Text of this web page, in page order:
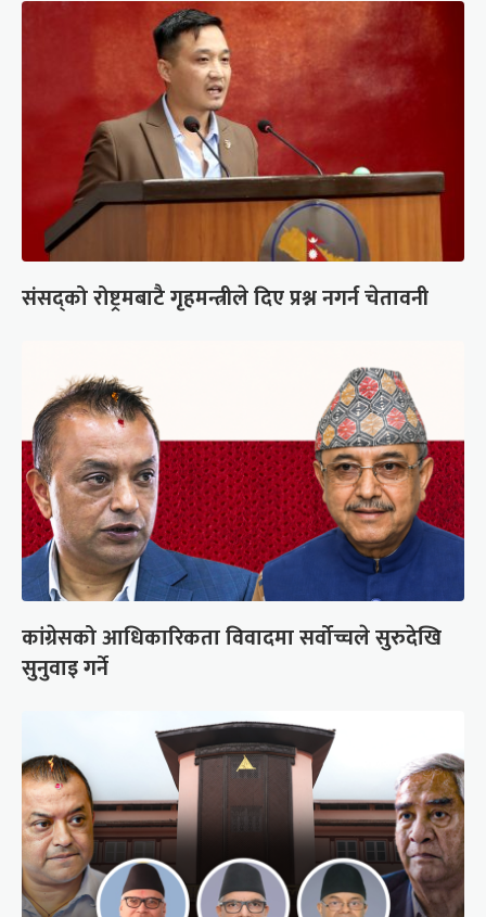
संसद्को रोष्ट्रमबाटै गृहमन्त्रीले दिए प्रश्न नगर्न चेतावनी
कांग्रेसको आधिकारिकता विवादमा सर्वोच्चले सुरुदेखि
सुनुवाइ गर्ने